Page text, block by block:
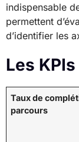
indispensable
permettent
d’identifier les
Les
Taux de
parcours